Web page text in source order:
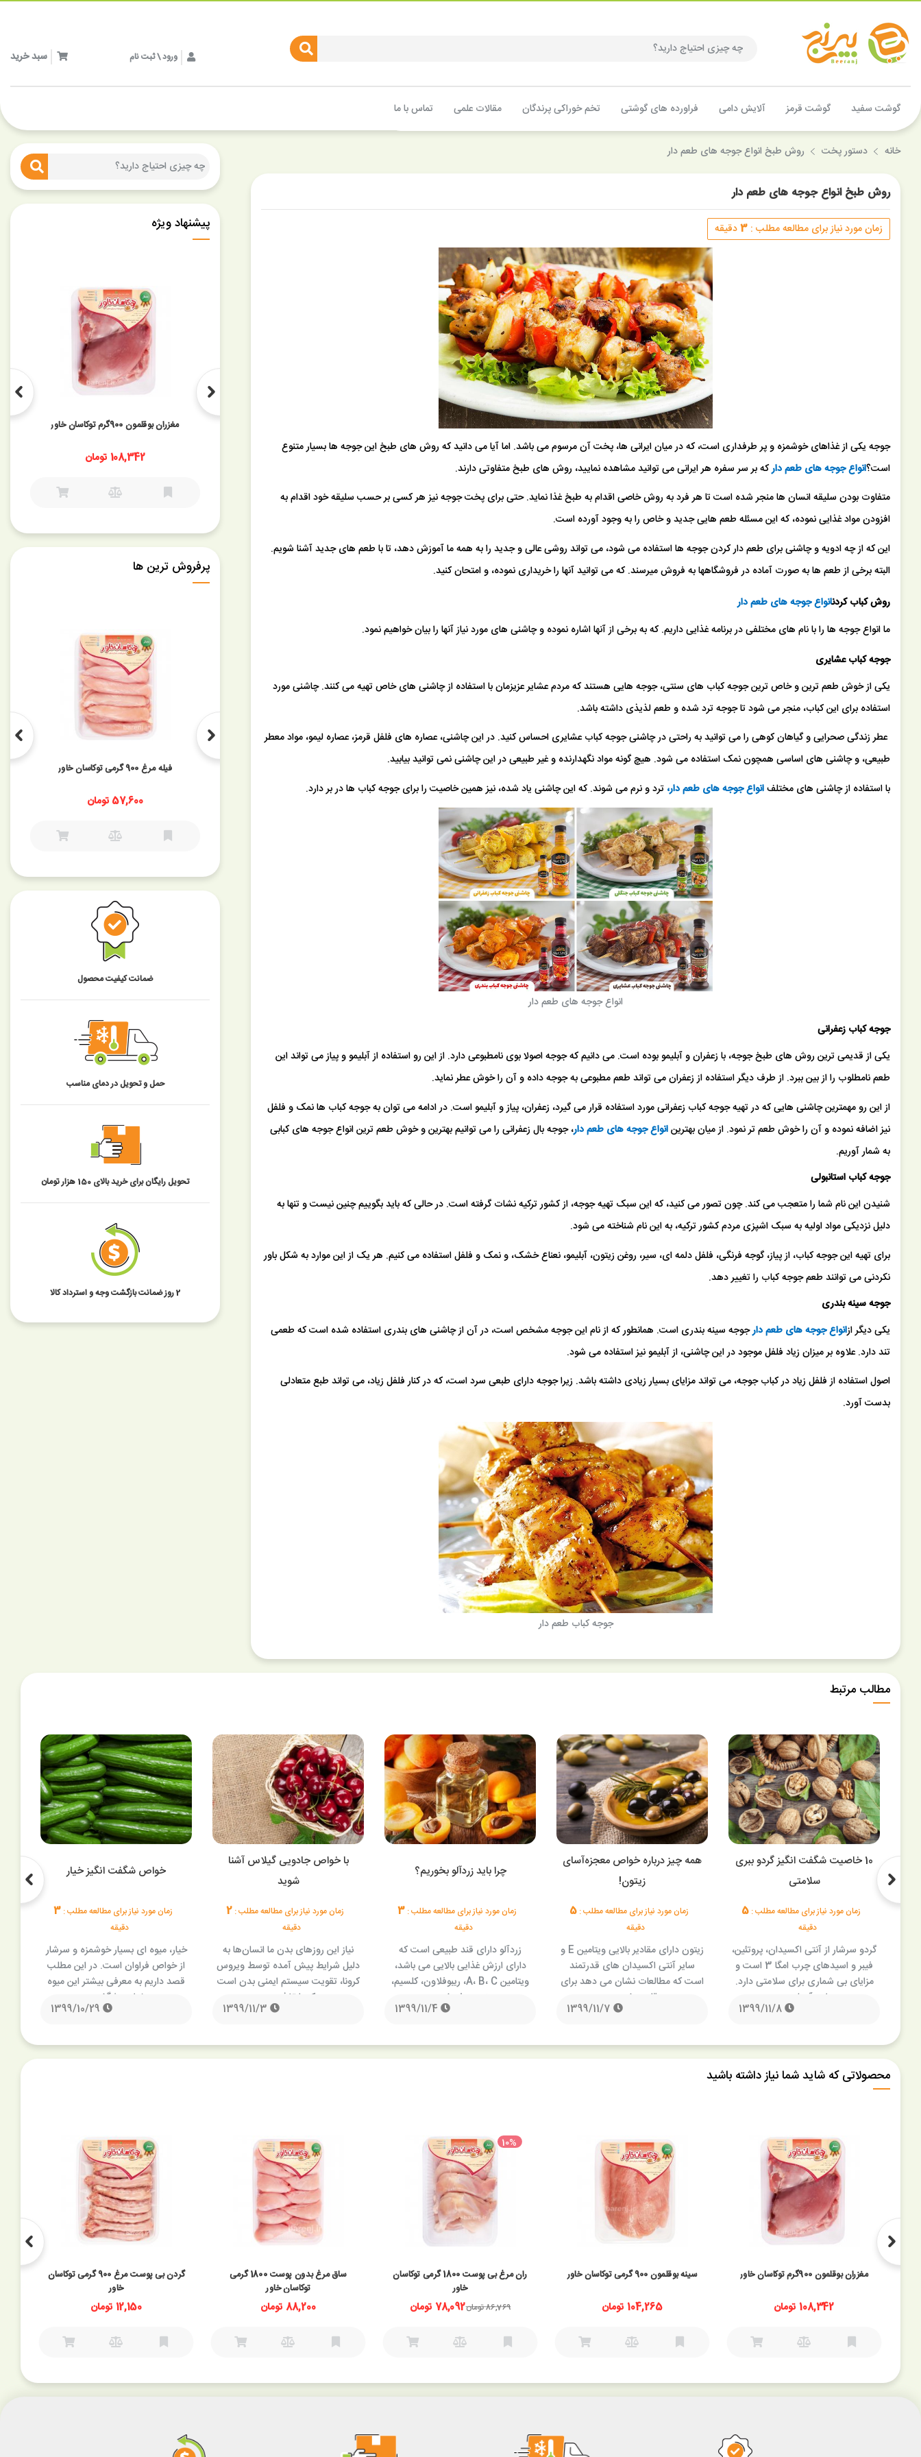
ورود \ ثبت نام سبد خرید
گوشت سفید گوشت قرمز آلایش دامی فراورده های گوشتی تخم خوراکی پرندگان مقالات علمی تماس با ما
خانه دستور پخت روش طبخ انواع جوجه های طعم دار
روش طبخ انواع جوجه های طعم دار
زمان مورد نیاز برای مطالعه مطلب : 3دقیقه
جوجه یکی از غذاهای خوشمزه و پر طرفداری است، که در میان ایرانی ها، پخت آن مرسوم می باشد. اما آیا می دانید که روش های طبخ این جوجه ها بسیار متنوع
است؟انواع جوجه های طعم دارکه بر سر سفره هر ایرانی می توانید مشاهده نمایید، روش های طبخ متفاوتی دارند.
متفاوت بودن سلیقه انسان ها منجر شده است تا هر فرد به روش خاصی اقدام به طبخ غذا نماید. حتی برای پخت جوجه نیز هر کسی بر حسب سلیقه خود اقدام به
افزودن مواد غذایی نموده، که این مسئله طعم هایی جدید و خاص را به وجود آورده است.
این که از چه ادویه و چاشنی برای طعم دار کردن جوجه ها استفاده می شود، می تواند روشی عالی و جدید را به همه ما آموزش دهد، تا با طعم های جدید آشنا شویم.
البته برخی از طعم ها به صورت آماده در فروشگاهها به فروش میرسند. که می توانید آنها را خریداری نموده، و امتحان کنید.
روش کباب کردنانواع جوجه های طعم دار
ما انواع جوجه ها را با نام های مختلفی در برنامه غذایی داریم. که به برخی از آنها اشاره نموده و چاشنی های مورد نیاز آنها را بیان خواهیم نمود.
جوجه کباب عشایری
یکی از خوش طعم ترین و خاص ترین جوجه کباب های سنتی، جوجه هایی هستند که مردم عشایر عزیزمان با استفاده از چاشنی های خاص تهیه می کنند. چاشنی مورد
استفاده برای این کباب، منجر می شود تا جوجه ترد شده و طعم لذیذی داشته باشد.
عطر زندگی صحرایی و گیاهان کوهی را می توانید به راحتی در چاشنی جوجه کباب عشایری احساس کنید. در این چاشنی، عصاره های فلفل قرمز، عصاره لیمو، مواد معطر
طبیعی، و چاشنی های اساسی همچون نمک استفاده می شود. هیچ گونه مواد نگهدارنده و غیر طبیعی در این چاشنی نمی توانید بیابید.
با استفاده از چاشنی های مختلفانواع جوجه های طعم دار، ترد و نرم می شوند. که این چاشنی یاد شده، نیز همین خاصیت را برای جوجه کباب ها در بر دارد.
انواع جوجه های طعم دار
جوجه کباب زعفرانی
یکی از قدیمی ترین روش های طبخ جوجه، با زعفران و آبلیمو بوده است. می دانیم که جوجه اصولا بوی نامطبوعی دارد. از این رو استفاده از آبلیمو و پیاز می تواند این
طعم نامطلوب را از بین ببرد. از طرف دیگر استفاده از زعفران می تواند طعم مطبوعی به جوجه داده و آن را خوش عطر نماید.
از این رو مهمترین چاشنی هایی که در تهیه جوجه کباب زعفرانی مورد استفاده قرار می گیرد، زعفران، پیاز و آبلیمو است. در ادامه می توان به جوجه کباب ها نمک و فلفل
نیز اضافه نموده و آن را خوش طعم تر نمود. از میان بهترینانواع جوجه های طعم دار، جوجه بال زعفرانی را می توانیم بهترین و خوش طعم ترین انواع جوجه های کبابی
به شمار آوریم.
جوجه کباب استانبولی
شنیدن این نام شما را متعجب می کند. چون تصور می کنید، که این سبک تهیه جوجه، از کشور ترکیه نشات گرفته است. در حالی که باید بگوییم چنین نیست و تنها به
دلیل نزدیکی مواد اولیه به سبک اشپزی مردم کشور ترکیه، به این نام شناخته می شود.
برای تهیه این جوجه کباب، از پیاز، گوجه فرنگی، فلفل دلمه ای، سیر، روغن زیتون، آبلیمو، نعناع خشک، و نمک و فلفل استفاده می کنیم. هر یک از این موارد به شکل باور
نکردنی می توانند طعم جوجه کباب را تغییر دهد.
جوجه سینه بندری
یکی دیگر ازانواع جوجه های طعم دارجوجه سینه بندری است. همانطور که از نام این جوجه مشخص است، در آن از چاشنی های بندری استفاده شده است که طعمی
تند دارد. علاوه بر میزان زیاد فلفل موجود در این چاشنی، از آبلیمو نیز استفاده می شود.
اصول استفاده از فلفل زیاد در کباب جوجه، می تواند مزایای بسیار زیادی داشته باشد. زیرا جوجه دارای طبعی سرد است، که در کنار فلفل زیاد، می تواند طبع متعادلی
بدست آورد.
جوجه کباب طعم دار
پیشنهاد ویژه
بازو بوقلمون 900 گرمی توکاسان خاور
47,058 تومان
فیله مرغ 900 گرمی توکاسان خاور
108,342 تومان
فیله بوقلمون 900 گرمی توکاسان خاور
141,957 تومان
پرفروش ترین ها
ساق بوقلمون 900 گرمی توکاسان خاور گردن بی پوست مرغ 900 گرمی توکاسان خاور گردن بوقلمون 900 گرمی توکاسان خاور
41,220 تومان
ضمانت کیفیت محصول
حمل و تحویل در دمای مناسب
تحویل رایگان برای خرید بالای 150 هزار تومان
2 روز ضمانت بازگشت وجه و استرداد کالا
مطالب مرتبط
10 خاصیت شگفت انگیز گردو ببری
سلامتی
زمان مورد نیاز برای مطالعه مطلب :5
دقیقه
گردو سرشار از آنتی اکسیدان، پروتئین،
فیبر و اسیدهای چرب امگا 3 است و
مزایای بی شماری برای سلامتی دارد.
این آجیل …
همه چیز درباره خواص معجزه‌آسای
زیتون!
زمان مورد نیاز برای مطالعه مطلب :5
دقیقه
زیتون دارای مقادیر بالایی ویتامین E و
سایر آنتی اکسیدان های قدرتمند
است که مطالعات نشان می دهد برای
قلب مفید …
چرا باید زردآلو بخوریم؟
زمان مورد نیاز برای مطالعه مطلب :3
دقیقه
زردآلو دارای قند طبیعی است که
دارای ارزش غذایی بالایی می باشد،
ویتامین A، B، C، ریبوفلاون، کلسیم،
منیزیم، فسفر، …
با خواص جادویی گیلاس آشنا
شوید
زمان مورد نیاز برای مطالعه مطلب :2
دقیقه
نیاز این روزهای بدن ما انسان‌ها به
دلیل شرایط پیش آمده توسط ویروس
کرونا، تقویت سیستم ایمنی بدن است
که با تغذیه …
خواص شگفت انگیز خیار
زمان مورد نیاز برای مطالعه مطلب :3
دقیقه
خیار، میوه ای بسیار خوشمزه و سرشار
از خواص فراوان است. در این مطلب
قصد داریم به معرفی بیشتر این میوه
و خواص شگفت …
محصولاتی که شاید شما نیاز داشته باشید
مغزران بوقلمون 900گرم توکاسان خاور
108,342 تومان
سینه بوقلمون 900 گرمی توکاسان خاور
104,265 تومان
10%
ران مرغ بی پوست 1800 گرمی توکاسان
خاور
86,769 تومان 78,092 تومان
ساق مرغ بدون پوست 1800 گرمی
توکاسان خاور
88,200 تومان
گردن بی پوست مرغ 900 گرمی توکاسان
خاور
12,150 تومان